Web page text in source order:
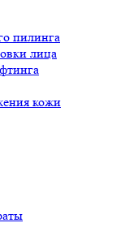
пилинга
лица
кожи